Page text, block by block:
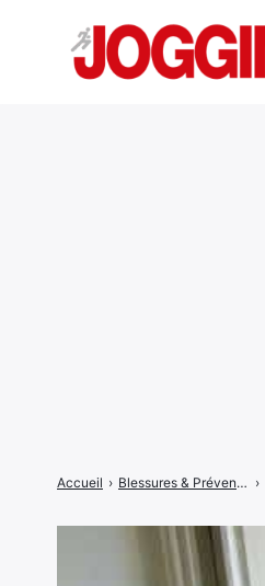
Accueil › Blessures & Prévention ›